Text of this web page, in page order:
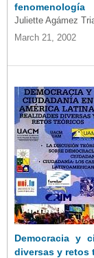
fenomenología
Juliette Agámez
March 21, 2002
Democracia y
diversas y retos